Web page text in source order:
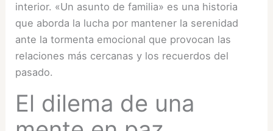
interior. «Un asunto de familia» es una historia
que aborda la lucha por mantener la serenidad
ante la tormenta emocional que provocan las
relaciones más cercanas y los recuerdos del
pasado.
El dilema de una